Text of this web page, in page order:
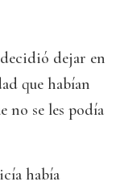
dejar en
que habían
no se les podía
había